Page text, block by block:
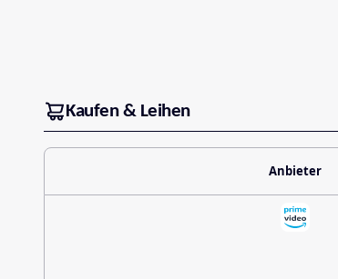
Kaufen & Leihen
Anbieter